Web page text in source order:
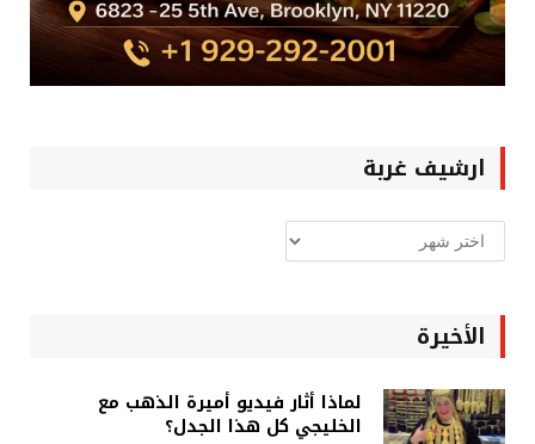
ارشيف غربة
ارشيف
غربة
الأخيرة
لماذا أثار فيديو أميرة الذهب مع
الخليجي كل هذا الجدل؟